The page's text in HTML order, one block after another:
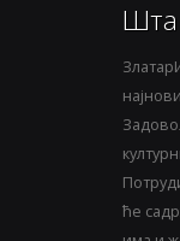
Шта
ће